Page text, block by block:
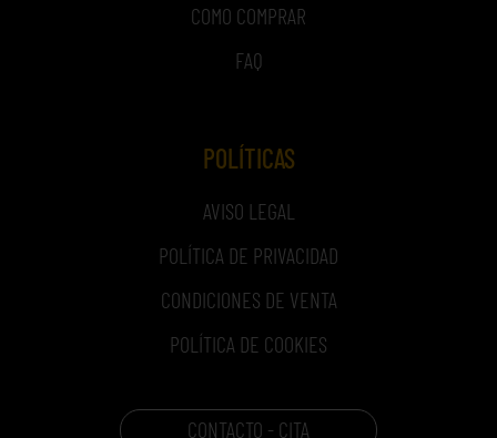
COMO COMPRAR
FAQ
POLÍTICAS
AVISO LEGAL
POLÍTICA DE PRIVACIDAD
CONDICIONES DE VENTA
POLÍTICA DE COOKIES
CONTACTO - CITA